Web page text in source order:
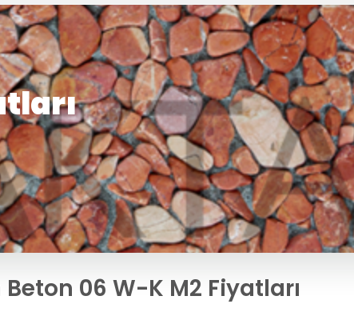
06 W-K M2 Fiyatları